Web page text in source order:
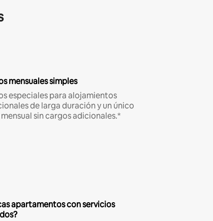
mensuales simples
especiales para alojamientos
de larga duración y un único
sin cargos adicionales.*
apartamentos con servicios